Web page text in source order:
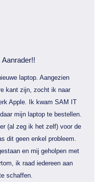
laptop. Aangezien
kant zijn, zocht ik naar
Apple. Ik kwam SAM IT
mijn laptop te bestellen.
(al zeg ik het zelf) voor de
dit geen enkel probleem.
en mij geholpen met
ik raad iedereen aan
schaffen.